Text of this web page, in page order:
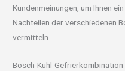
Kundenmeinungen, um Ihnen
Nachteilen der verschiedenen
vermitteln.
Bosch-Kühl-